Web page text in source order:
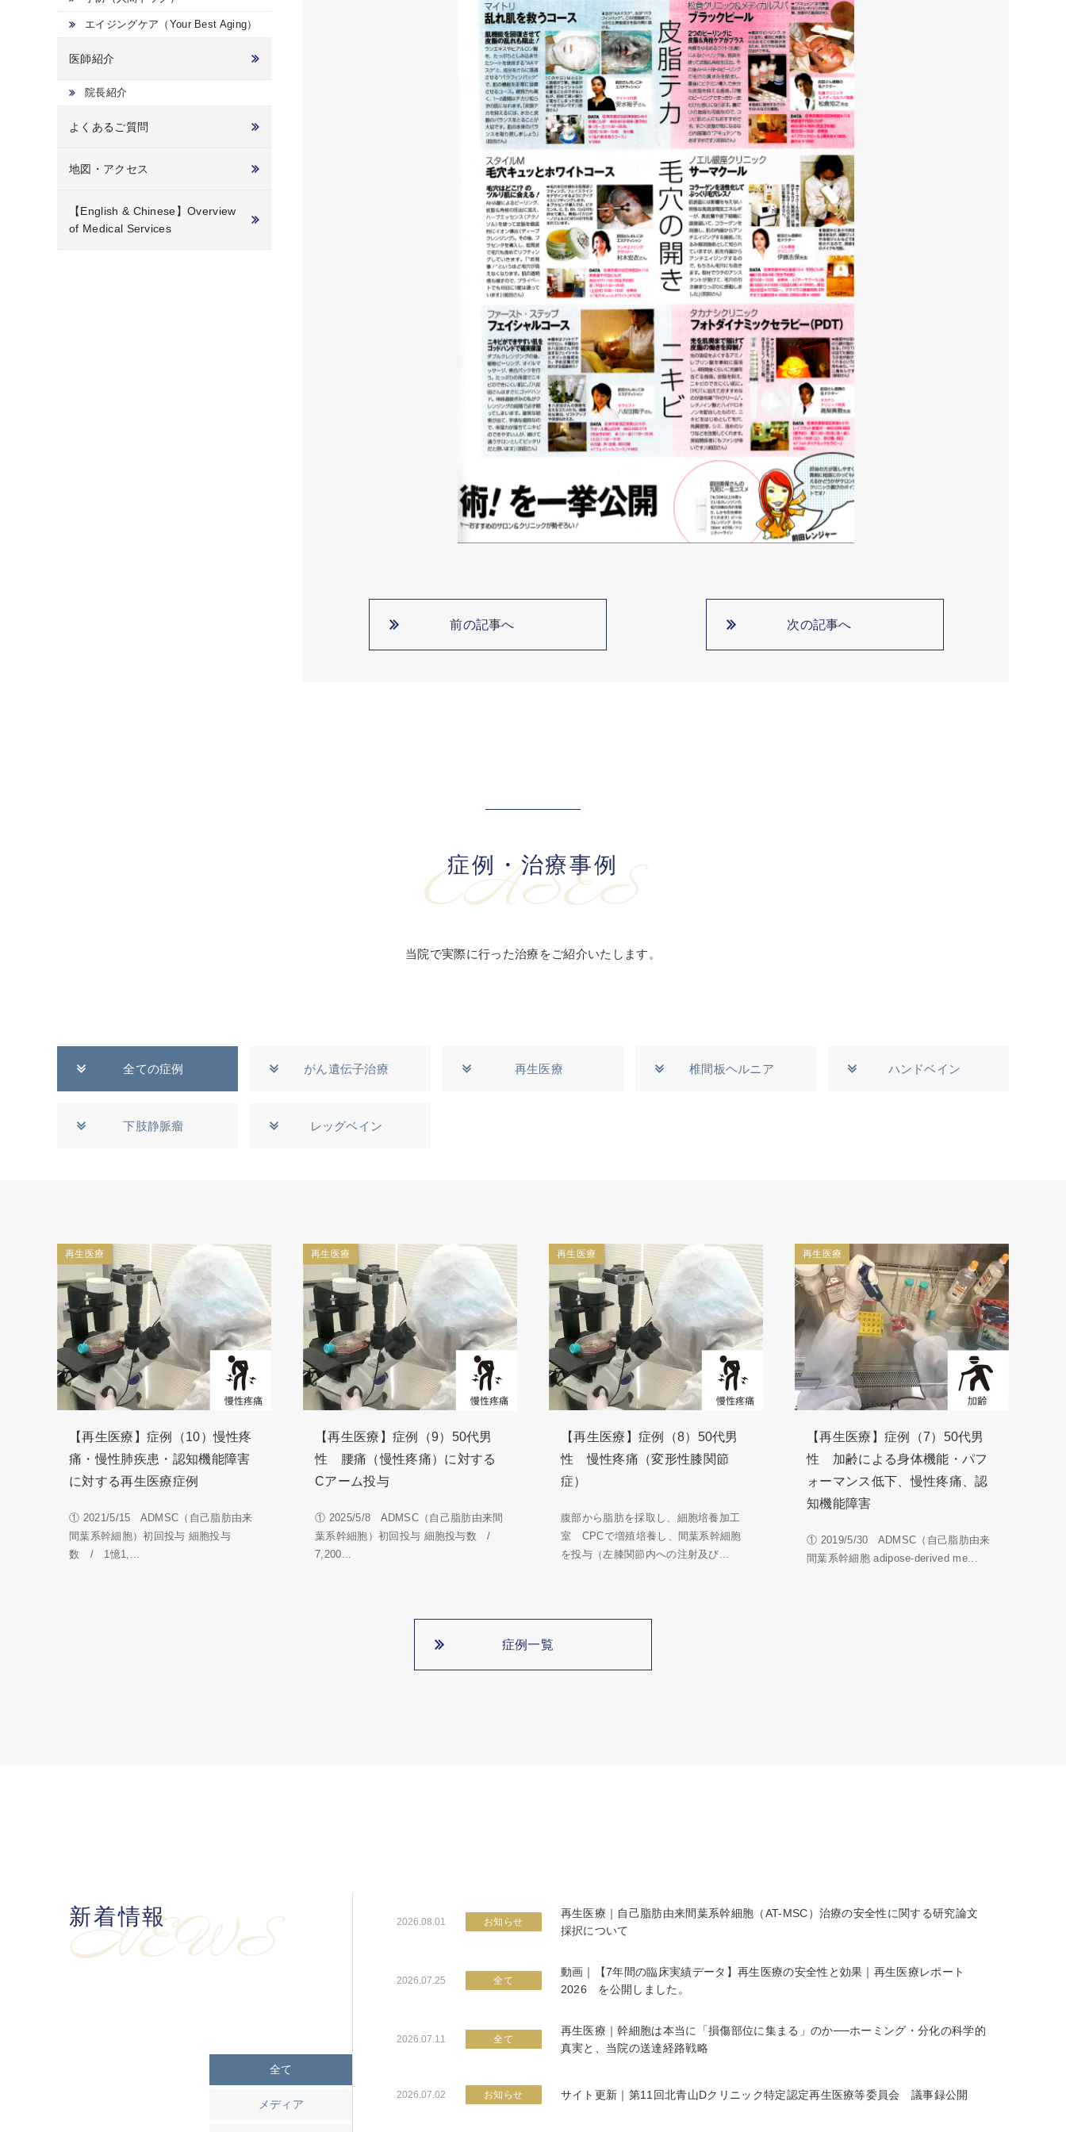
前の記事へ 次の記事へ
エイジングケア（Your Best Aging）
医師紹介
院長紹介
よくあるご質問
地図・アクセス
【English & Chinese】Overview
of Medical Services
症例・治療事例
CASES
当院で実際に行った治療をご紹介いたします。
全ての症例 がん遺伝子治療 再生医療 椎間板ヘルニア ハンドベイン
下肢静脈瘤 レッグベイン
再生医療
【再生医療】症例（10）慢性疼
痛・慢性肺疾患・認知機能障害
に対する再生医療症例
① 2021/5/15 ADMSC（自己脂肪由来
間葉系幹細胞）初回投与 細胞投与
数 / 1憶1,...
再生医療
【再生医療】症例（9）50代男
性 腰痛（慢性疼痛）に対する
Cアーム投与
① 2025/5/8 ADMSC（自己脂肪由来間
葉系幹細胞）初回投与 細胞投与数 /
7,200...
再生医療
【再生医療】症例（8）50代男
性 慢性疼痛（変形性膝関節
症）
腹部から脂肪を採取し、細胞培養加工
室 CPCで増殖培養し、間葉系幹細胞
を投与（左膝関節内への注射及び...
再生医療
【再生医療】症例（7）50代男
性 加齢による身体機能・パフ
ォーマンス低下、慢性疼痛、認
知機能障害
① 2019/5/30 ADMSC（自己脂肪由来
間葉系幹細胞 adipose-derived me...
症例一覧
新着情報
NEWS
全て
メディア
2026.08.01 お知らせ
再生医療｜自己脂肪由来間葉系幹細胞（AT-MSC）治療の安全性に関する研究論文
採択について
2026.07.25 全て
動画｜【7年間の臨床実績データ】再生医療の安全性と効果｜再生医療レポート
2026 を公開しました。
2026.07.11 全て
再生医療｜幹細胞は本当に「損傷部位に集まる」のか──ホーミング・分化の科学的
真実と、当院の送達経路戦略
2026.07.02 お知らせ サイト更新｜第11回北青山Dクリニック特定認定再生医療等委員会 議事録公開